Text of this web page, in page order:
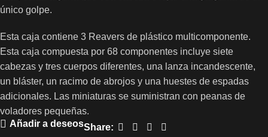
único golpe.
Esta caja contiene 3 Reavers de plástico multicomponente.
Esta caja compuesta por 68 componentes incluye siete
cabezas y tres cuerpos diferentes, una lanza incandescente,
un bláster, un racimo de abrojos y una huestes de espadas
adicionales. Las miniaturas se suministran con peanas de
voladores pequeñas.
Añadir a deseosShare: